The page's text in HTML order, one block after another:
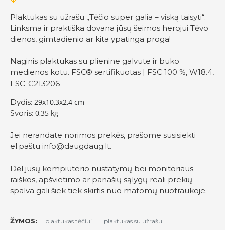
Plaktukas su užrašu „Tėčio super galia – viską taisyti“.
Linksma ir praktiška dovana jūsų šeimos herojui Tėvo
dienos, gimtadienio ar kita ypatinga proga!
Naginis plaktukas su plienine galvute ir buko
medienos kotu. FSC® sertifikuotas | FSC 100 %, W18.4,
FSC-C213206
Dydis: 29x10,3x2,4 cm
Svoris: 0,35 kg
Jei nerandate norimos prekės, prašome susisiekti
el.paštu info@daugdaug.lt.
Dėl jūsų kompiuterio nustatymų bei monitoriaus
raiškos, apšvietimo ar panašių sąlygų reali prekių
spalva gali šiek tiek skirtis nuo matomų nuotraukoje.
ŽYMOS: plaktukas tėčiui
plaktukas su užrašu